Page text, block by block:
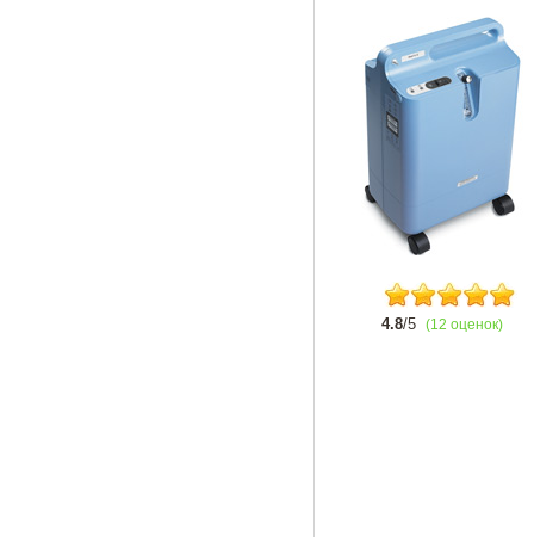
4.8/5 (12 оценок)